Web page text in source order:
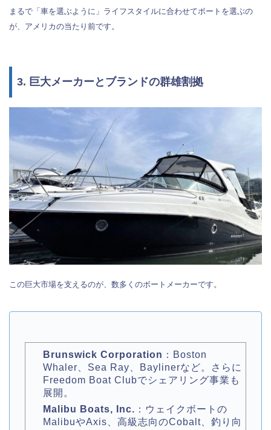
まるで「車を選ぶように」ライフスタイルに合わせてボートを選ぶの
が、アメリカの当たり前です。
3. 巨大メーカーとブランドの群雄割拠
この巨大市場を支えるのが、数多くのボートメーカーです。
Brunswick Corporation ：Boston
Whaler、Sea Ray、Baylinerなど。さらに
Freedom Boat Clubでシェアリング事業も
展開。
Malibu Boats, Inc. ：ウェイクボートの
MalibuやAxis、高級志向のCobalt、釣り向